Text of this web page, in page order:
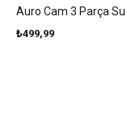
₺499,99